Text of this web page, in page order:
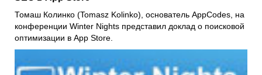
Томаш Колинко (Tomasz Kolinko), основатель AppCodes, на
конференции Winter Nights представил доклад о поисковой
оптимизации в App Store.